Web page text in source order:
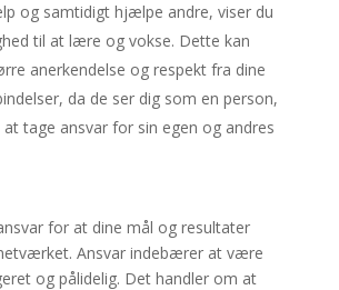
og samtidigt hjælpe andre, viser du
til at lære og vokse. Dette kan
anerkendelse og respekt fra dine
da de ser dig som en person,
at tage ansvar for sin egen og andres
for at dine mål og resultater
Ansvar indebærer at være
og pålidelig. Det handler om at